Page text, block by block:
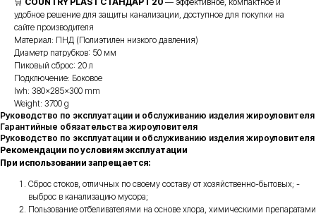
удобное решение для защиты канализации, доступное для покупки на
сайте производителя
Материал: ПНД (Полиэтилен низкого давления)
Диаметр патрубков: 50 мм
Пиковый сброс: 20 л
Подключение: Боковое
lwh: 380x285x300 mm
Weight: 3700 g
Руководство по эксплуатации и обслуживанию изделия жироуловителя
Гарантийные обязательства жироуловителя
Руководство по эксплуатации и обслуживанию изделия жироуловителя
Рекомендации по условиям эксплуатации
При использовании запрещается:
Сброс стоков, отличных по своему составу от хозяйственно-бытовых; -
выброс в канализацию мусора;
Пользование отбеливателями на основе хлора, химическими препаратами